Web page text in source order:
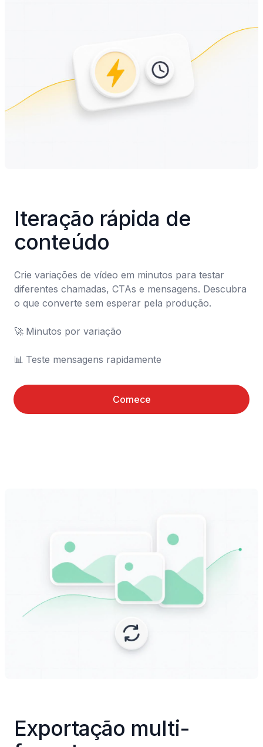
Iteração rápida de
conteúdo
Crie variações de vídeo em minutos para testar
diferentes chamadas, CTAs e mensagens. Descubra
o que converte sem esperar pela produção.
🚀	Minutos por variação
📊	Teste mensagens rapidamente
Comece
Exportação multi-